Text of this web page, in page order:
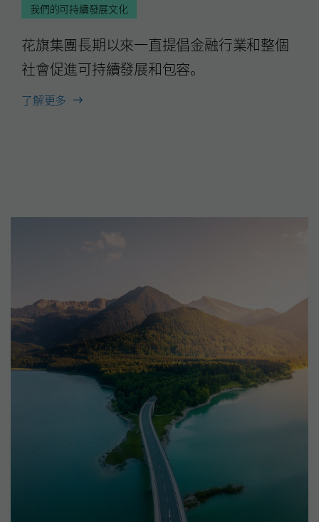
我們的可持續發展文化
花旗集團長期以來一直提倡金融行業和整個
社會促進可持續發展和包容。
了解更多